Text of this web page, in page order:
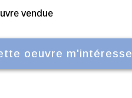
vendue
oeuvre m'intéresse